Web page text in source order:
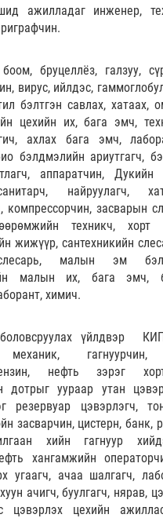
ажилладаг инженер,
бруцеллёз, галзуу,
вирус, ийлдэс,
бэлтгэн савлах, хатаах,
цехийн их, бага эмч,
ахлах бага эмч,
бэлдмэлийн ариутгагч,
аппаратчин,
найруулагч,
компрессорчин, засварын
техникч, хорт
жижүүр, сантехникийн
малын эм
малын их, бага эмч,
химич.
үйлдвэр
гагнуурчин,
нефть зэрэг
дотрыг уураар утан
резервуар цэвэрлэгч,
засварчин, цистерн, банк,
хийн гагнуур
хангамжийн
угаагч, ачаа шалгагч,
ачигч, буулгагч, нярав,
цэвэрлэх цехийн